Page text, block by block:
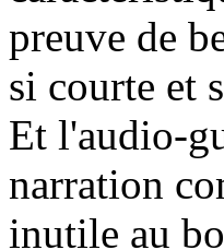
preuve de
si courte et
Et l'audio-
narration
inutile au